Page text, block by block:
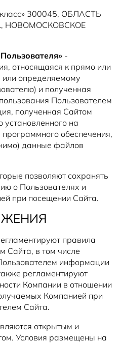
300045, ОБЛАСТЬ
НОВОМОСКОВСКОЕ
-
относящаяся к прямо или
или определяемому
и полученная
Пользователем
полученная Сайтом
на
обеспечения,
данные файлов
позволяют сохранять
о Пользователях и
при посещении Сайта.
правила
Сайта, в том числе
информации
регламентируют
Компании в отношении
Компанией при
Сайта.
открытым и
Условия размещены на